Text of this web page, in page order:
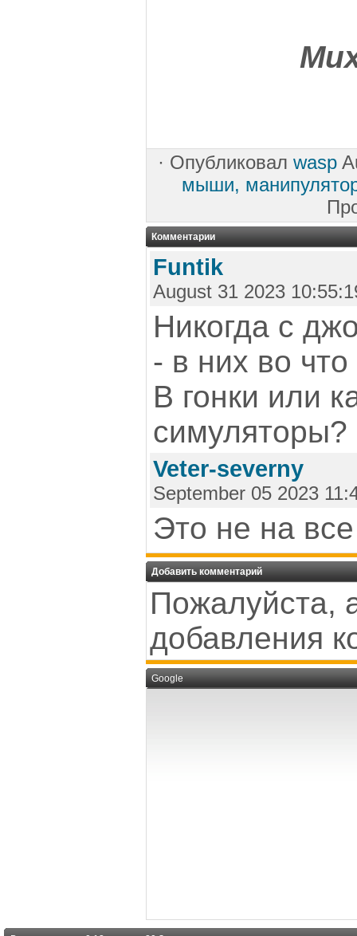
· Опубликовал wasp
мыши,
Комментарии
Funtik
August 31 2023
Никогда с
- в них во
В гонки или
симуляторы?
Veter-severny
September 05 2023
Это не на
Добавить комментарий
Пожалуйста,
добавления
Google